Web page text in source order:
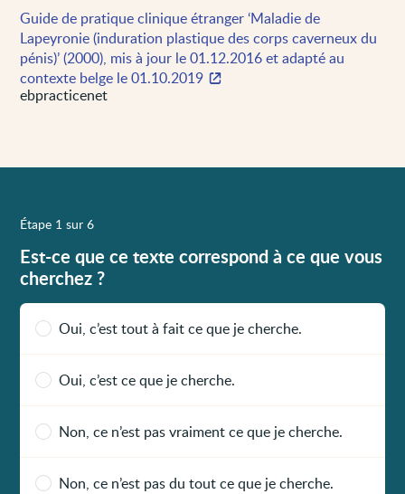
Guide de pratique clinique étranger ‘Maladie de
Lapeyronie (induration plastique des corps caverneux du
pénis)’ (2000), mis à jour le 01.12.2016 et adapté au
contexte belge le 01.10.2019
ebpracticenet
Étape 1 sur 6
Est-ce que ce texte correspond à ce que vous
cherchez ?
Oui, c’est tout à fait ce que je cherche.
Oui, c’est ce que je cherche.
Non, ce n’est pas vraiment ce que je cherche.
Non, ce n’est pas du tout ce que je cherche.